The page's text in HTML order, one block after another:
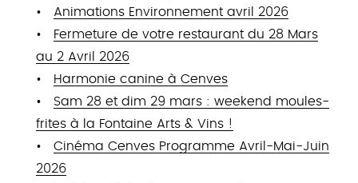
Animations Environnement avril 2026
Fermeture de votre restaurant du 28 Mars
au 2 Avril 2026
Harmonie canine à Cenves
Sam 28 et dim 29 mars : weekend moules-
frites à la Fontaine Arts & Vins !
Cinéma Cenves Programme Avril-Mai-Juin
2026